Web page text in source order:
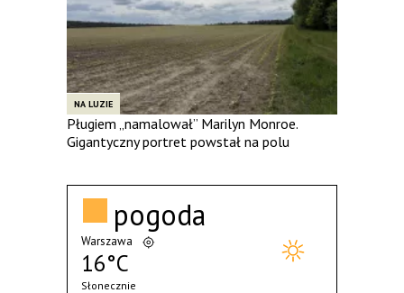
NA LUZIE
Pługiem „namalował” Marilyn Monroe.
Gigantyczny portret powstał na polu
pogoda
Warszawa
16°C
Słonecznie